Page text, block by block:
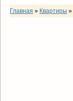
Главная » Квартиры »